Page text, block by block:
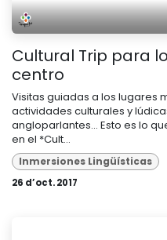
Cultural Trip para
centro
Visitas guiadas a los lugares
actividades culturales y
angloparlantes... Esto es lo
en el *Cult...
Inmersiones Lingüísticas
26 d’oct. 2017